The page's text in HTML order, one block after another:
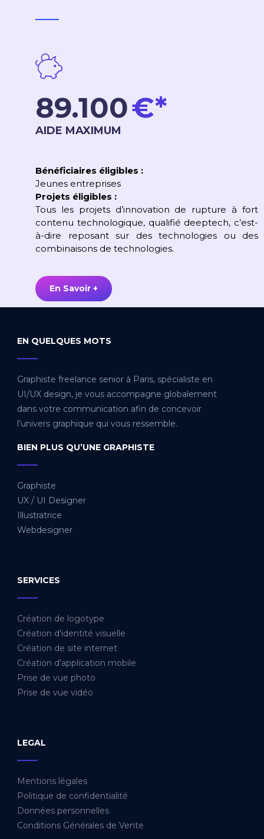
_____
90.000€*
AIDE MAXIMUM
Bénéficiaires éligibles :
Jeunes entreprises
Projets éligibles :
Tous les projets d’innovation de rupture à fort
contenu technologique, qualifié deeptech, c’est-
à-dire reposant sur des technologies ou des
combinaisons de technologies.
En Savoir +
EN QUELQUES MOTS
_____
Graphiste freelance senior à Paris, spécialiste en
UI/UX design, je vous accompagne globalement
dans votre communication afin de concevoir
l’univers graphique qui vous ressemble.
BIEN PLUS QU’UNE GRAPHISTE
_____
Graphiste
UX / UI Designer
Illustratrice
Webdesigner
SERVICES
_____
Création de logotype
Création d’identité visuelle
Création de site internet
Création d’application mobile
Prise de vue photo
Prise de vue vidéo
LEGAL
_____
Mentions légales
Politique de confidentialité
Données personnelles
Conditions Générales de Vente